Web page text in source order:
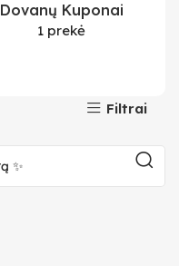
Dovanų Kuponai
1 prekė
Filtrai